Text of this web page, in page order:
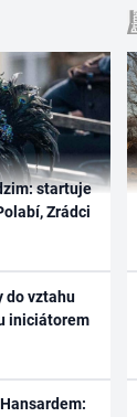
startuje
Zrádci
do vztahu
iniciátorem